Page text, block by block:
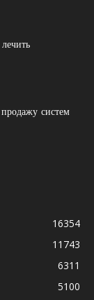
систем
16354
11743
6311
5100